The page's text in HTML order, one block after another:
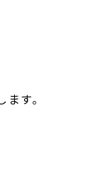
す。